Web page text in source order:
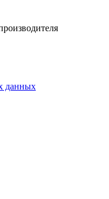
данных